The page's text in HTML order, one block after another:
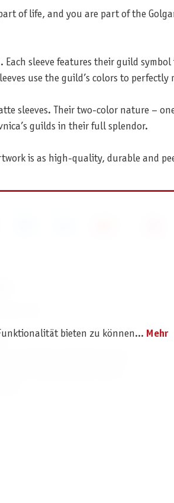
of life, and you are part of the
Each sleeve features their guild
use the guild’s colors to
sleeves. Their two-color nature –
guilds in their full splendor.
is as high-quality, durable and
bieten zu können... Mehr